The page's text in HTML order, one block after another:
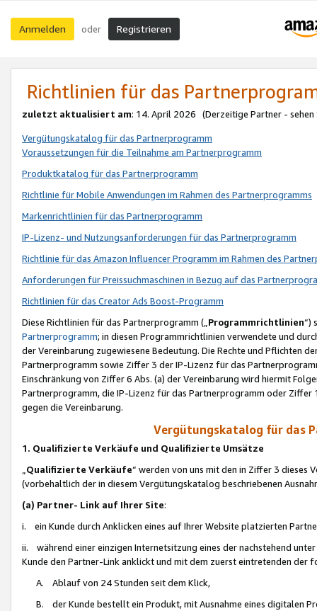
Anmelden oder Registrieren
Richtlinien für das
zuletzt aktualisiert am: 14. April 2026 (Derzeitige Partner - sehen
Vergütungskatalog für das Partnerprogramm
Voraussetzungen für die Teilnahme am Partnerprogramm
Produktkatalog für das Partnerprogramm
Richtlinie für Mobile Anwendungen im Rahmen des Partnerprogramms
Markenrichtlinien für das Partnerprogramm
IP-Lizenz- und Nutzungsanforderungen für das Partnerprogramm
Richtlinie für das Amazon Influencer Programm im Rahmen des
Anforderungen für Preissuchmaschinen in Bezug auf das
Richtlinien für das Creator Ads Boost-Programm
Diese Richtlinien für das Partnerprogramm („Programmrichtlinien“)
Partnerprogramm; in diesen Programmrichtlinien verwendete und
der Vereinbarung zugewiesene Bedeutung. Die Rechte und Pflichten
Partnerprogramm sowie Ziffer 3 der IP-Lizenz für das
Einschränkung von Ziffer 6 Abs. (a) der Vereinbarung wird hiermit
Partnerprogramm, die IP-Lizenz für das Partnerprogramm oder
gegen die Vereinbarung.
Vergütungskatalog für das
1. Qualifizierte Verkäufe und Qualifizierte Umsätze
Qualifizierte Verkäufe“ werden von uns mit den in Ziffer 3
(vorbehaltlich der in diesem Vergütungskatalog beschriebenen
(a) Partner- Link auf Ihrer Site:
i. ein Kunde durch Anklicken eines auf Ihrer Website platzierten
ii. während einer einzigen Internetsitzung eines der nachstehend
Kunde den Partner-Link anklickt und mit dem zuerst eintretenden der
A. Ablauf von 24 Stunden seit dem Klick,
B. der Kunde bestellt ein Produkt, mit Ausnahme eines digitalen